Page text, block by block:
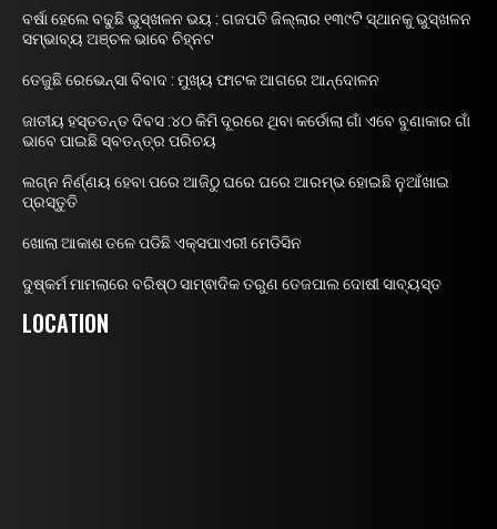
ବର୍ଷା ହେଲେ ବଢୁଛି ଭୁସ୍ଖଳନ ଭୟ : ଗଜପତି ଜିଲ୍ଲାର ୧୩୯ଟି ସ୍ଥାନକୁ ଭୁସ୍ଖଳନ
ସମ୍ଭାବ୍ୟ ଅଞ୍ଚଳ ଭାବେ ଚିହ୍ନଟ
ତେଜୁଛି ରେଭେନ୍ସା ବିବାଦ : ମୁଖ୍ୟ ଫାଟକ ଆଗରେ ଆନ୍ଦୋଳନ
ଜାତୀୟ ହସ୍ତତନ୍ତ ଦିବସ :୪୦ କିମି ଦୂରରେ ଥିବା କର୍ଡୋଲା ଗାଁ ଏବେ ବୁଣାକାର ଗାଁ
ଭାବେ ପାଇଛି ସ୍ବତନ୍ତ୍ର ପରିଚୟ
ଲଗ୍ନ ନିର୍ଣ୍ଣୟ ହେବା ପରେ ଆଜିଠୁ ଘରେ ଘରେ ଆରମ୍ଭ ହୋଇଛି ନୁଆଁଖାଇ
ପ୍ରସ୍ତୁତି
ଖୋଲା ଆକାଶ ତଳେ ପଡିଛି ଏକ୍ସପାଏରୀ ମେଡିସିନ
ଦୁଷ୍କର୍ମ ମାମଲାରେ ବରିଷ୍ଠ ସାମ୍ଵାଦିକ ତରୁଣ ତେଜପାଲ ଦୋଷୀ ସାବ୍ୟସ୍ତ
LOCATION